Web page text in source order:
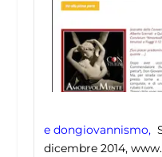
e dongiovannismo,
dicembre 2014,